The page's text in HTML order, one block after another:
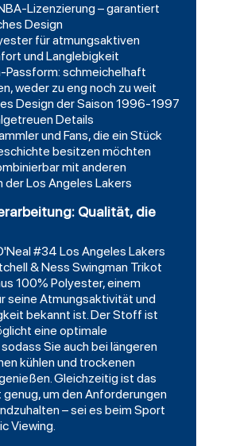
Lizenzierung – garantiert
Design
für atmungsaktiven
und Langlebigkeit
Passform: schmeichelhaft
weder zu eng noch zu weit
Design der Saison 1996-1997
Details
und Fans, die ein Stück
besitzen möchten
mit anderen
der Los Angeles Lakers
Qualität, die
#34 Los Angeles Lakers
& Ness Swingman Trikot
100% Polyester, einem
seine Atmungsaktivität und
bekannt ist. Der Stoff ist
eine optimale
Sie auch bei längeren
kühlen und trockenen
Gleichzeitig ist das
um den Anforderungen
– sei es beim Sport
Viewing.